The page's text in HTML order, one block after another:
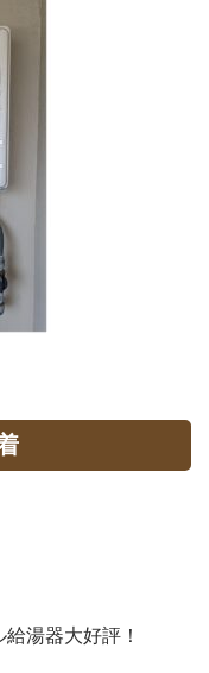
湯器大好評！